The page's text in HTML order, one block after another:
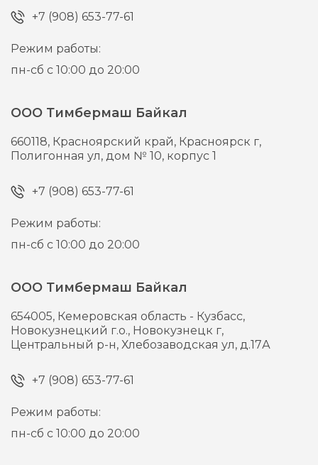
+7 (908) 653-77-61
Режим работы:
пн-сб с 10:00 до 20:00
ООО Тимбермаш Байкал
660118, Красноярский край, Красноярск г,
Полигонная ул, дом № 10, корпус 1
+7 (908) 653-77-61
Режим работы:
пн-сб с 10:00 до 20:00
ООО Тимбермаш Байкал
654005, Кемеровская область - Кузбасс,
Новокузнецкий г.о., Новокузнецк г,
Центральный р-н, Хлебозаводская ул, д.17А
+7 (908) 653-77-61
Режим работы:
пн-сб с 10:00 до 20:00